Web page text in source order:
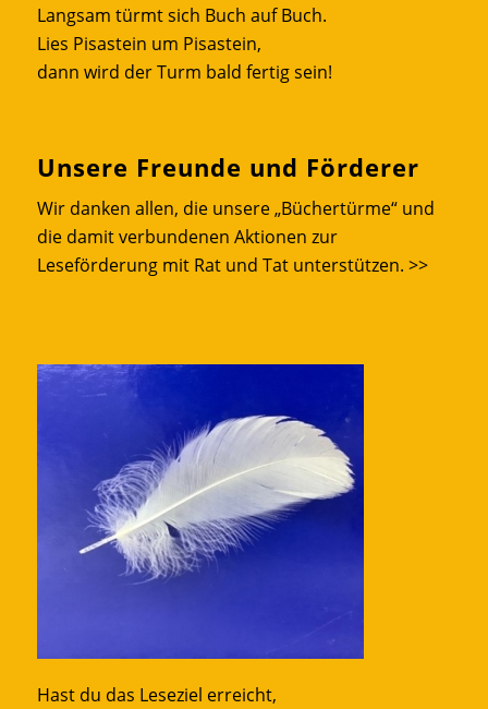
Langsam türmt sich Buch auf Buch.
Lies Pisastein um Pisastein,
dann wird der Turm bald fertig sein!
Unsere Freunde und Förderer
Wir danken allen, die unsere „Büchertürme“ und
die damit verbundenen Aktionen zur
Leseförderung mit Rat und Tat unterstützen. >>
Hast du das Leseziel erreicht,